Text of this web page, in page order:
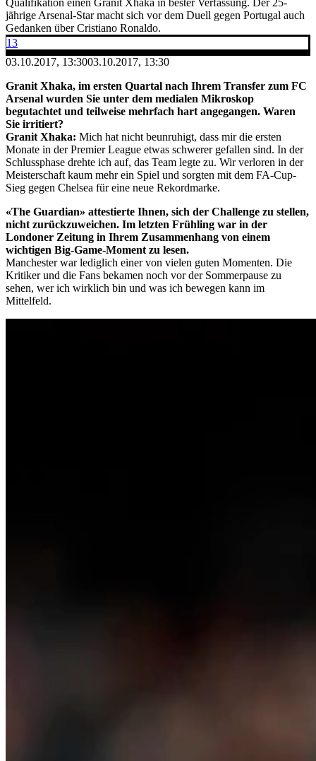
jährige Arsenal-Star macht sich vor dem Duell gegen Portugal auch
Gedanken über Cristiano Ronaldo.
13
03.10.2017, 13:3003.10.2017, 13:30
Granit Xhaka, im ersten Quartal nach Ihrem Transfer zum FC
Arsenal wurden Sie unter dem medialen Mikroskop
begutachtet und teilweise mehrfach hart angegangen. Waren
Sie irritiert?
Granit Xhaka: Mich hat nicht beunruhigt, dass mir die ersten
Monate in der Premier League etwas schwerer gefallen sind. In der
Schlussphase drehte ich auf, das Team legte zu. Wir verloren in der
Meisterschaft kaum mehr ein Spiel und sorgten mit dem FA-Cup-
Sieg gegen Chelsea für eine neue Rekordmarke.
«The Guardian» attestierte Ihnen, sich der Challenge zu stellen,
nicht zurückzuweichen. Im letzten Frühling war in der
Londoner Zeitung in Ihrem Zusammenhang von einem
wichtigen Big-Game-Moment zu lesen.
Manchester war lediglich einer von vielen guten Momenten. Die
Kritiker und die Fans bekamen noch vor der Sommerpause zu
sehen, wer ich wirklich bin und was ich bewegen kann im
Mittelfeld.